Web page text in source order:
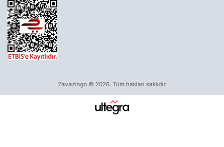
Zavazingo © 2026. Tüm hakları saklıdır.